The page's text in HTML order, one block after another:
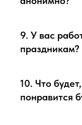
9. У вас
праздникам?
10. Что
понравится